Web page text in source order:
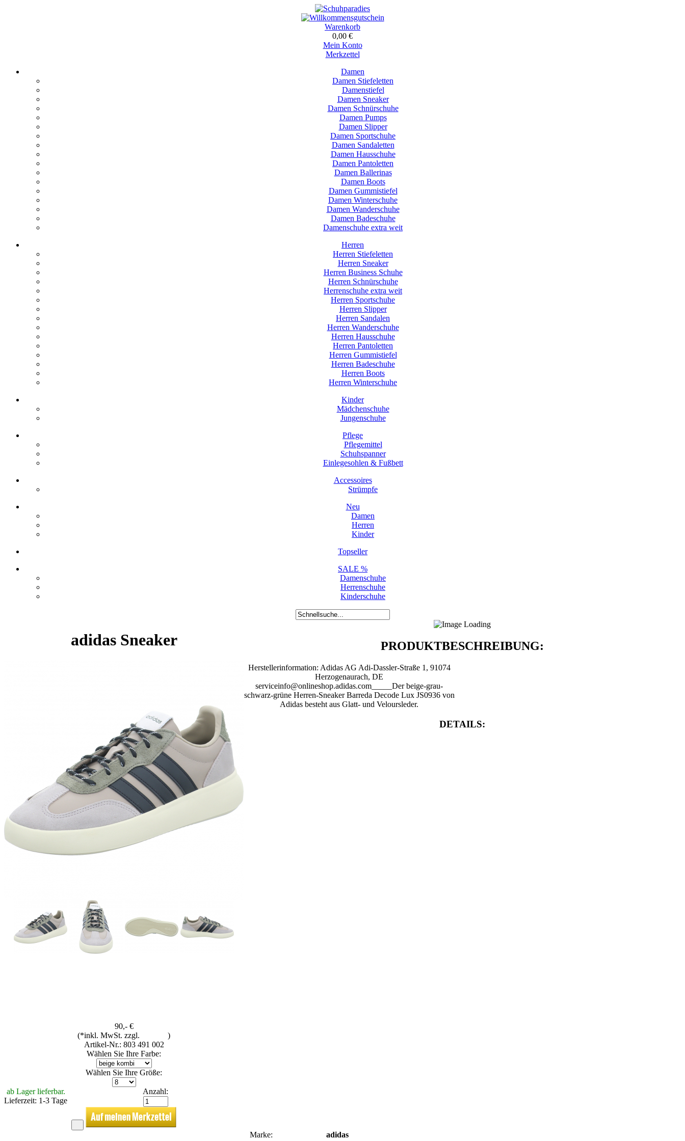
Warenkorb
0,00 €
Mein Konto
Merkzettel
Damen
Damen Stiefeletten
Damenstiefel
Damen Sneaker
Damen Schnürschuhe
Damen Pumps
Damen Slipper
Damen Sportschuhe
Damen Sandaletten
Damen Hausschuhe
Damen Pantoletten
Damen Ballerinas
Damen Boots
Damen Gummistiefel
Damen Winterschuhe
Damen Wanderschuhe
Damen Badeschuhe
Damenschuhe extra weit
Herren
Herren Stiefeletten
Herren Sneaker
Herren Business Schuhe
Herren Schnürschuhe
Herrenschuhe extra weit
Herren Sportschuhe
Herren Slipper
Herren Sandalen
Herren Wanderschuhe
Herren Hausschuhe
Herren Pantoletten
Herren Gummistiefel
Herren Badeschuhe
Herren Boots
Herren Winterschuhe
Kinder
Mädchenschuhe
Jungenschuhe
Pflege
Pflegemittel
Schuhspanner
Einlegesohlen & Fußbett
Accessoires
Strümpfe
Neu
Damen
Herren
Kinder
Topseller
SALE %
Damenschuhe
Herrenschuhe
Kinderschuhe
adidas Sneaker
90,- €
(*inkl. MwSt. zzgl.
)
Artikel-Nr.: 803 491 002
Wählen Sie Ihre Farbe:
Wählen Sie Ihre Größe:
ab Lager lieferbar.
Lieferzeit: 1-3 Tage
Anzahl:
PRODUKTBESCHREIBUNG:
Herstellerinformation: Adidas AG Adi-Dassler-Straße 1, 91074
Herzogenaurach, DE
serviceinfo@onlineshop.adidas.com_____Der beige-grau-
schwarz-grüne Herren-Sneaker Barreda Decode Lux JS0936 von
Adidas besteht aus Glatt- und Veloursleder.
DETAILS:
Marke:
adidas